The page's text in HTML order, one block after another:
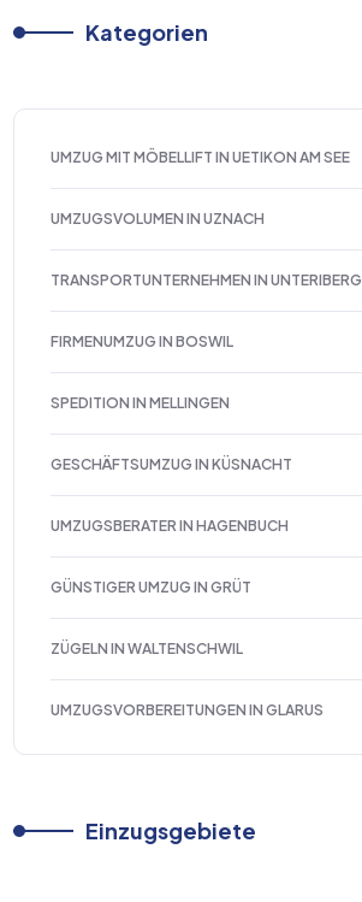
Kategorien
UMZUG MIT MÖBELLIFT IN UETIKON AM SEE
UMZUGSVOLUMEN IN UZNACH
TRANSPORTUNTERNEHMEN IN UNTERIBERG
FIRMENUMZUG IN BOSWIL
SPEDITION IN MELLINGEN
GESCHÄFTSUMZUG IN KÜSNACHT
UMZUGSBERATER IN HAGENBUCH
GÜNSTIGER UMZUG IN GRÜT
ZÜGELN IN WALTENSCHWIL
UMZUGSVORBEREITUNGEN IN GLARUS
Einzugsgebiete